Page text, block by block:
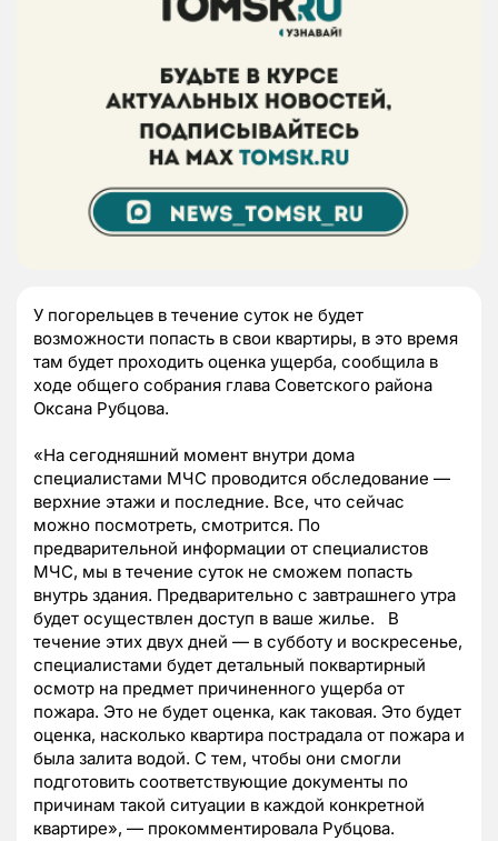
У погорельцев в течение суток не будет
возможности попасть в свои квартиры, в это время
там будет проходить оценка ущерба, сообщила в
ходе общего собрания глава Советского района
Оксана Рубцова.
«На сегодняшний момент внутри дома
специалистами МЧС проводится обследование —
верхние этажи и последние. Все, что сейчас
можно посмотреть, смотрится. По
предварительной информации от специалистов
МЧС, мы в течение суток не сможем попасть
внутрь здания. Предварительно с завтрашнего утра
будет осуществлен доступ в ваше жилье. В
течение этих двух дней — в субботу и воскресенье,
специалистами будет детальный поквартирный
осмотр на предмет причиненного ущерба от
пожара. Это не будет оценка, как таковая. Это будет
оценка, насколько квартира пострадала от пожара и
была залита водой. С тем, чтобы они смогли
подготовить соответствующие документы по
причинам такой ситуации в каждой конкретной
квартире», — прокомментировала Рубцова.